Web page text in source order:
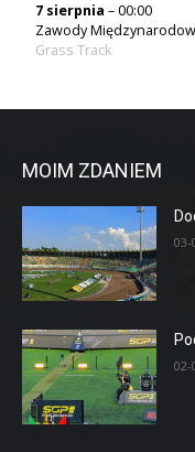
7 sierpnia – 00:00
Zawody
Grass Track
MOIM ZDANIEM
03-
02-